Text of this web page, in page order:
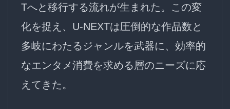
Tへと移行する流れが生まれた。この変
化を捉え、U-NEXTは圧倒的な作品数と
多岐にわたるジャンルを武器に、効率的
なエンタメ消費を求める層のニーズに応
えてきた。